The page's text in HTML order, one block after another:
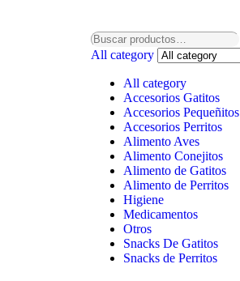
All category
All category
Accesorios Gatitos
Accesorios Pequeñitos
Accesorios Perritos
Alimento Aves
Alimento Conejitos
Alimento de Gatitos
Alimento de Perritos
Higiene
Medicamentos
Otros
Snacks De Gatitos
Snacks de Perritos